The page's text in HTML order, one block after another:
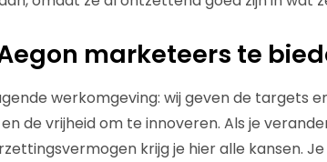
marketeers te
werkomgeving: wij geven de targets
de vrijheid om te innoveren. Als je
krijg je hier alle kansen.